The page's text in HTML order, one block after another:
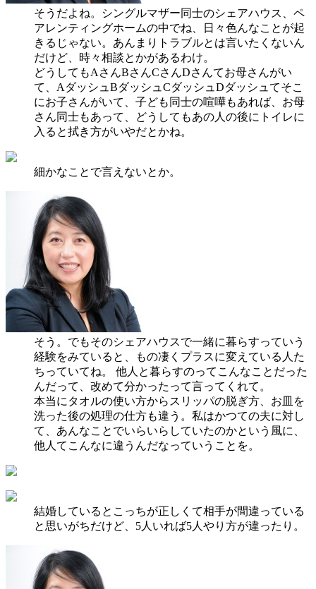
そうだよね。シングルマザー同士のシェアハウス、ペ
アレンティングホームの中でね、日々色んなことが起
きるじゃない。あんまりトラブルとは言いたくないん
だけど、時々相談とかがあるわけ。
どうしてもAさんBさんCさんDさんてお母さんがい
て、AダッシュBダッシュCダッシュDダッシュてそこ
にお子さんがいて、子ども同士の喧嘩もあれば、お母
さん同士もあって、どうしてもあの人の後にトイレに
入ると拭き方がいやだとかね。
細かなことで言えないとか。
そう。でもそのシェアハウスで一緒に暮らすっていう
経験をみていると、もの凄くプラスに変えている人た
ちっていてね。 他人と暮らすのってこんなことだった
んだって、改めて分かったって言ってくれて。
本当にタオルの使い方からスリッパの脱ぎ方、お皿を
洗った後の処理の仕方も違う。私はかつての夫に対し
て、あんなことでいらいらしていたのかという風に、
他人てこんなに違うんだなっていうことを。
結婚しているとこっちが正しくて相手が間違っている
と思いがちだけど、5人いれば5人やり方が違ったり。